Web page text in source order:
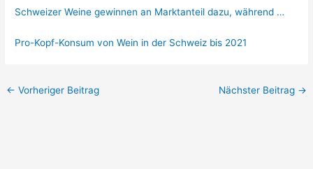
Schweizer Weine gewinnen an Marktanteil dazu, während …
Pro-Kopf-Konsum von Wein in der Schweiz bis 2021
← Vorheriger Beitrag Nächster Beitrag →